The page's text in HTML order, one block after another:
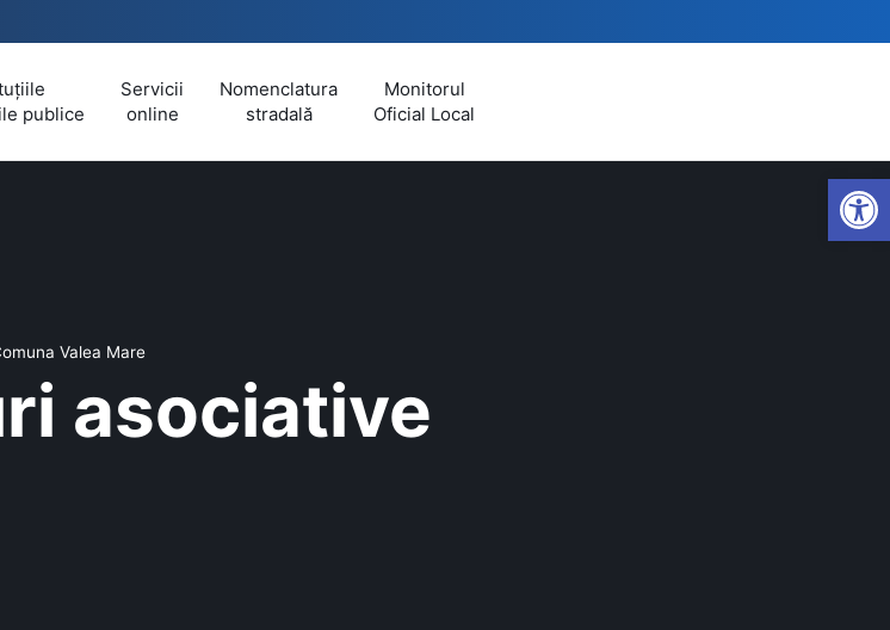
publice
Servicii
online
Nomenclatura
stradală
Monitorul
Oficial Local
Valea Mare
asociative